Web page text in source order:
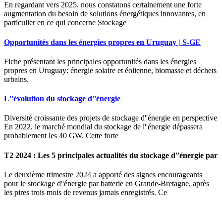
En regardant vers 2025, nous constatons certainement une forte
augmentation du besoin de solutions énergétiques innovantes, en
particulier en ce qui concerne Stockage
Opportunités dans les énergies propres en Uruguay | S-GE
Fiche présentant les principales opportunités dans les énergies
propres en Uruguay: énergie solaire et éolienne, biomasse et déchets
urbains.
L''évolution du stockage d''énergie
Diversité croissante des projets de stockage d''énergie en perspective
En 2022, le marché mondial du stockage de l''énergie dépassera
probablement les 40 GW. Cette forte
T2 2024 : Les 5 principales actualités du stockage d''énergie par
Le deuxième trimestre 2024 a apporté des signes encourageants
pour le stockage d''énergie par batterie en Grande-Bretagne, après
les pires trois mois de revenus jamais enregistrés. Ce